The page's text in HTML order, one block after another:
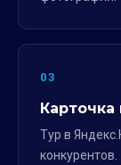
03
Карточка
Тур в
конкурентов.